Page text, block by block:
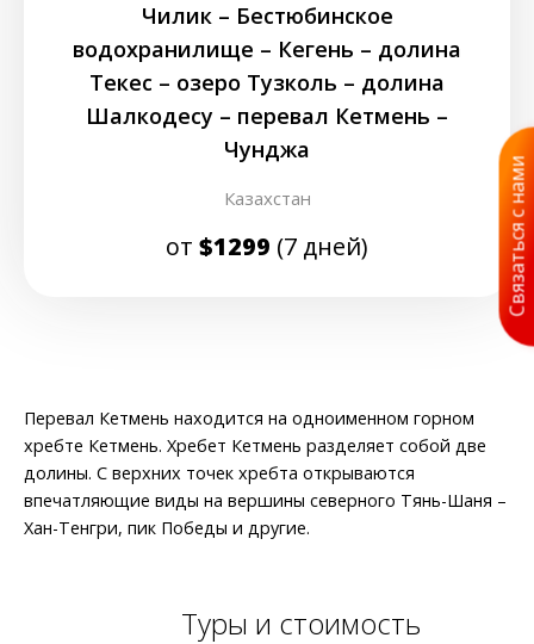
Чилик – Бестюбинское
водохранилище – Кегень – долина
Текес – озеро Тузколь – долина
Шалкодесу – перевал Кетмень –
Чунджа
Казахстан
от $1299 (7 дней)
Перевал Кетмень находится на одноименном горном
хребте Кетмень. Хребет Кетмень разделяет собой две
долины. С верхних точек хребта открываются
впечатляющие виды на вершины северного Тянь-Шаня –
Хан-Тенгри, пик Победы и другие.
Туры и стоимость
Связаться с нами